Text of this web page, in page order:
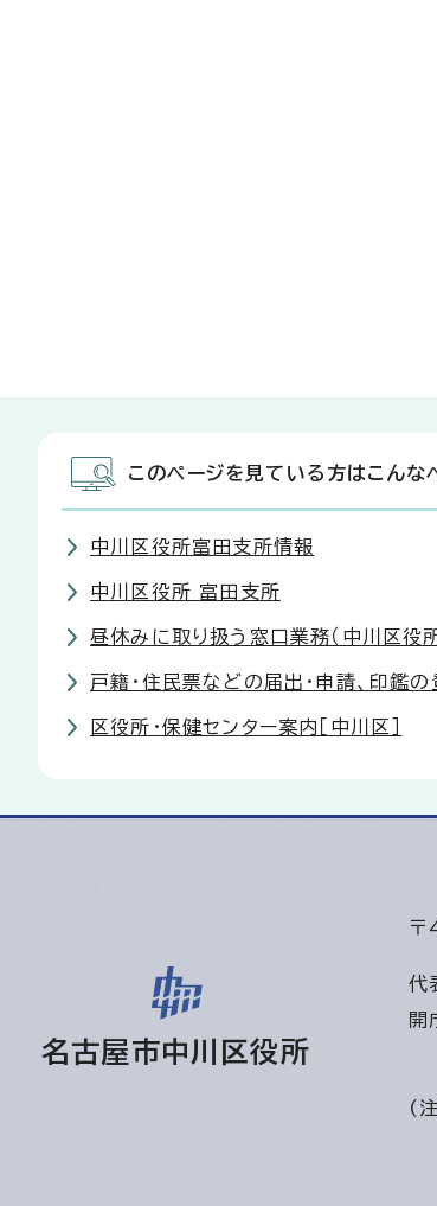
このページを見ている方はこんな
中川区役所富田支所情報
中川区役所 富田支所
昼休みに取り扱う窓口業務（中川区役所
戸籍・住民票などの届出・申請、印鑑
区役所・保健センター案内［中川区］
名古屋市中川区役所
代
開
(